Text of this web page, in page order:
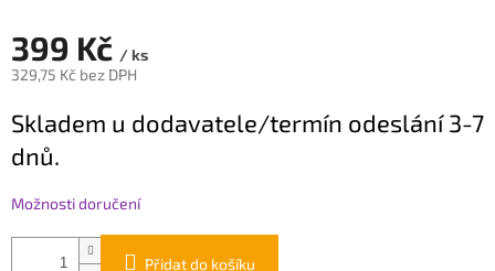
399 Kč / ks
329,75 Kč bez DPH
cena:
Skladem u dodavatele/termín odeslání 3-7
dnů.
Možnosti doručení
Přidat do košíku